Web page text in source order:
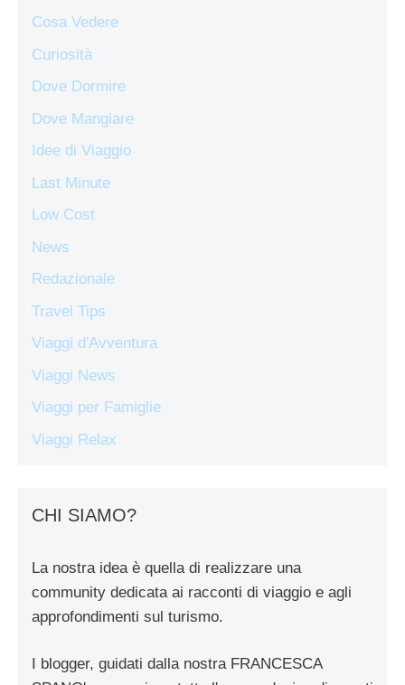
Cosa Vedere
Curiosità
Dove Dormire
Dove Mangiare
Idee di Viaggio
Last Minute
Low Cost
News
Redazionale
Travel Tips
Viaggi d'Avventura
Viaggi News
Viaggi per Famiglie
Viaggi Relax
CHI SIAMO?
La nostra idea è quella di realizzare una
community dedicata ai racconti di viaggio e agli
approfondimenti sul turismo.
I blogger, guidati dalla nostra FRANCESCA